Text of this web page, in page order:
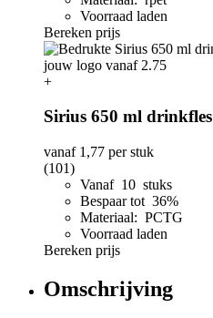
Voorraad laden
Bereken prijs
+
Sirius 650 ml drinkfles
vanaf 1,77 per stuk
(101)
Vanaf 10 stuks
Bespaar tot 36%
Materiaal: PCTG
Voorraad laden
Bereken prijs
Omschrijving